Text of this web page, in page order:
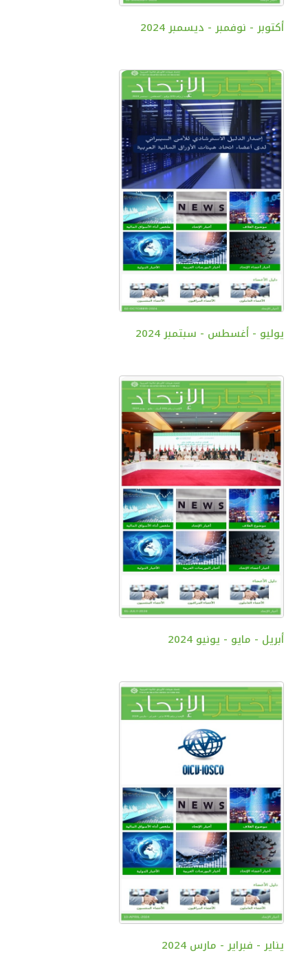
أكتوبر - نوفمبر - ديسمبر 2024
يوليو - أغسطس - سبتمبر 2024
أبريل - مايو - يونيو 2024
يناير - فبراير - مارس 2024